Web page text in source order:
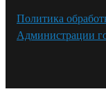
Политика
Администрации